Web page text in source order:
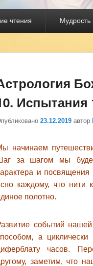
чтения Мудрость
Испытания
23.12.2019 автор
начинаем
за шагом мы
и посвящения
каждому, что нити
полотно.
событий
а
часов.
заметим, что